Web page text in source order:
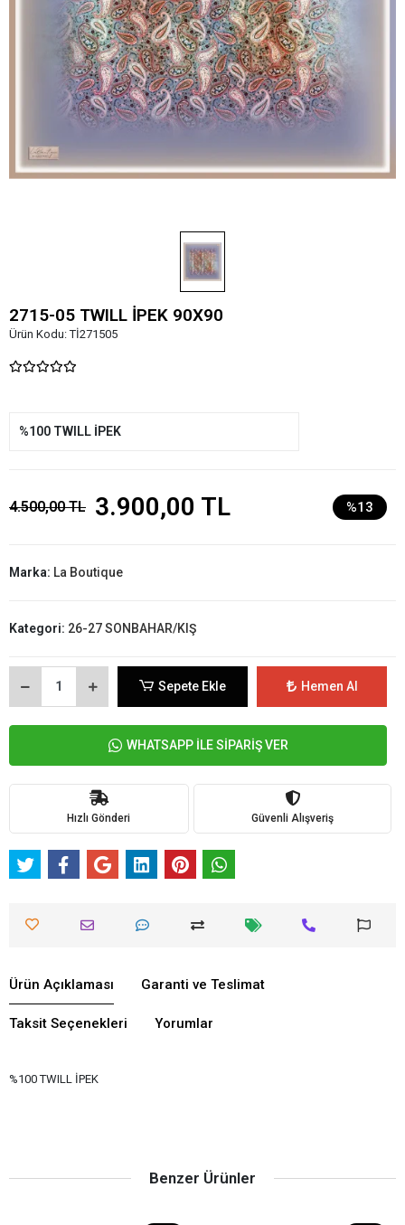
2715-05 TWILL İPEK 90X90
Ürün Kodu:Tİ271505
%100 TWILL İPEK
4.500,00 TL 3.900,00 TL %13
Marka: La Boutique
Kategori: 26-27 SONBAHAR/KIŞ
Sepete Ekle Hemen Al
WHATSAPP İLE SİPARİŞ VER
Hızlı Gönderi Güvenli Alışveriş
Ürün Açıklaması Garanti ve Teslimat
Taksit Seçenekleri Yorumlar
%100 TWILL İPEK
Benzer Ürünler